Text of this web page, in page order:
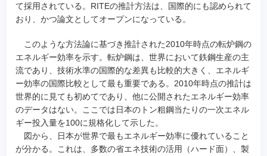
て採用されている。RITEの推計方法は、国際的にも認められて
おり、かつ論文としてオープンになっている。
このような方法論に基づき推計された2010年時点の転炉鋼の
エネルギー効率を示す。転炉鋼は、世界において鉄鋼生産の主
流であり、技術水準の国際的な差異も比較的大きく、エネルギ
ー効率の国際比較として最も重要である。2010年時点の推計は
世界的に見ても初めてであり、他に公開されたエネルギー効率
のデータはない。ここでは日本のトン粗鋼当たりの一次エネル
ギー投入量を100に規格化して示した。
図から、日本が世界で最もエネルギー効率に優れていること
が分かる。これは、多数の省エネ技術の活用（ハード面）、製